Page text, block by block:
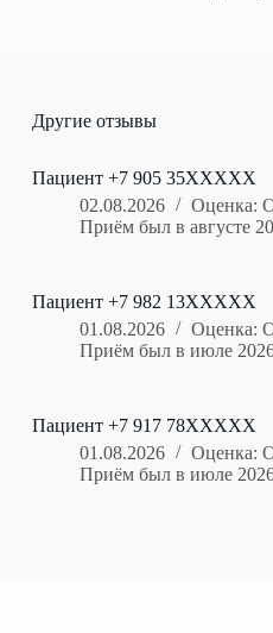
Другие отзывы
Пациент +7 905 35XXXXX
02.08.2026
Оценка:
Приём был в августе
Пациент +7 982 13XXXXX
01.08.2026
Оценка:
Приём был в июле
Пациент +7 917 78XXXXX
01.08.2026
Оценка:
Приём был в июле